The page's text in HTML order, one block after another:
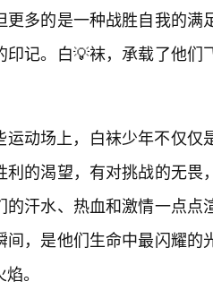
更多的是一种战胜自我的
印记。白💡袜，承载了他
运动场上，白袜少年不仅仅
利的渴望，有对挑战的无
的汗水、热血和激情一点
间，是他们生命中最闪耀
。